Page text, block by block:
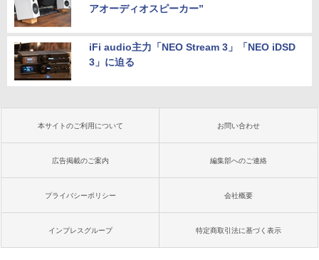
アオーディオスピーカー”
iFi audio主力「NEO Stream 3」「NEO iDSD
3」に迫る
本サイトのご利用について お問い合わせ
広告掲載のご案内 編集部へのご連絡
プライバシーポリシー 会社概要
インプレスグループ 特定商取引法に基づく表示